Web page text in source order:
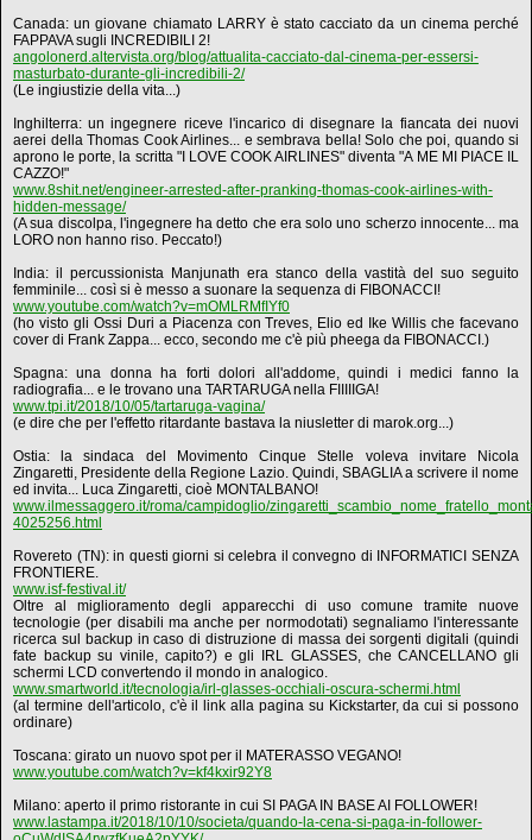
Canada: un giovane chiamato LARRY è stato cacciato da un cinema perché
FAPPAVA sugli INCREDIBILI 2!
angolonerd.altervista.org/blog/attualita-cacciato-dal-cinema-per-essersi-
masturbato-durante-gli-incredibili-2/
(Le ingiustizie della vita...)
Inghilterra: un ingegnere riceve l'incarico di disegnare la fiancata dei nuovi
aerei della Thomas Cook Airlines... e sembrava bella! Solo che poi, quando si
aprono le porte, la scritta "I LOVE COOK AIRLINES" diventa "A ME MI PIACE IL
CAZZO!"
www.8shit.net/engineer-arrested-after-pranking-thomas-cook-airlines-with-
hidden-message/
(A sua discolpa, l'ingegnere ha detto che era solo uno scherzo innocente... ma
LORO non hanno riso. Peccato!)
India: il percussionista Manjunath era stanco della vastità del suo seguito
femminile... così si è messo a suonare la sequenza di FIBONACCI!
www.youtube.com/watch?v=mOMLRMfIYf0
(ho visto gli Ossi Duri a Piacenza con Treves, Elio ed Ike Willis che facevano
cover di Frank Zappa... ecco, secondo me c'è più pheega da FIBONACCI.)
Spagna: una donna ha forti dolori all'addome, quindi i medici fanno la
radiografia... e le trovano una TARTARUGA nella FIIIIIGA!
www.tpi.it/2018/10/05/tartaruga-vagina/
(e dire che per l'effetto ritardante bastava la niusletter di marok.org...)
Ostia: la sindaca del Movimento Cinque Stelle voleva invitare Nicola
Zingaretti, Presidente della Regione Lazio. Quindi, SBAGLIA a scrivere il nome
ed invita... Luca Zingaretti, cioè MONTALBANO!
www.ilmessaggero.it/roma/campidoglio/
4025256.html
Rovereto (TN): in questi giorni si celebra il convegno di INFORMATICI SENZA
FRONTIERE.
www.isf-festival.it/
Oltre al miglioramento degli apparecchi di uso comune tramite nuove
tecnologie (per disabili ma anche per normodotati) segnaliamo l'interessante
ricerca sul backup in caso di distruzione di massa dei sorgenti digitali (quindi
fate backup su vinile, capito?) e gli IRL GLASSES, che CANCELLANO gli
schermi LCD convertendo il mondo in analogico.
www.smartworld.it/tecnologia/irl-glasses-occhiali-oscura-schermi.html
(al termine dell'articolo, c'è il link alla pagina su Kickstarter, da cui si possono
ordinare)
Toscana: girato un nuovo spot per il MATERASSO VEGANO!
www.youtube.com/watch?v=kf4kxir92Y8
Milano: aperto il primo ristorante in cui SI PAGA IN BASE AI FOLLOWER!
www.lastampa.it/2018/10/10/societa/quando-la-cena-si-paga-in-follower-